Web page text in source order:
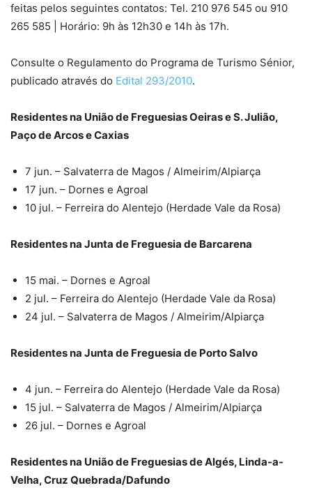
feitas pelos seguintes contatos: Tel. 210 976 545 ou 910
265 585 | Horário: 9h às 12h30 e 14h às 17h.
Consulte o Regulamento do Programa de Turismo Sénior,
publicado através do Edital 293/2010.
Residentes na União de Freguesias Oeiras e S. Julião,
Paço de Arcos e Caxias
7 jun. – Salvaterra de Magos / Almeirim/Alpiarça
17 jun. – Dornes e Agroal
10 jul. – Ferreira do Alentejo (Herdade Vale da Rosa)
Residentes na Junta de Freguesia de Barcarena
15 mai. – Dornes e Agroal
2 jul. – Ferreira do Alentejo (Herdade Vale da Rosa)
24 jul. – Salvaterra de Magos / Almeirim/Alpiarça
Residentes na Junta de Freguesia de Porto Salvo
4 jun. – Ferreira do Alentejo (Herdade Vale da Rosa)
15 jul. – Salvaterra de Magos / Almeirim/Alpiarça
26 jul. – Dornes e Agroal
Residentes na União de Freguesias de Algés, Linda-a-
Velha, Cruz Quebrada/Dafundo